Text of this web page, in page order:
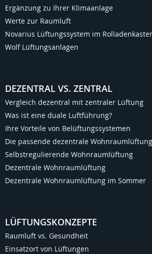
Ergänzung zu Ihrer Klimaanlage
Werte zur Raumluft
Novarius Lüftungssystem im
Wolf Lüftungsanlagen
DEZENTRAL VS. ZENTRAL
Vergleich dezentral mit zentraler Lüftung
Was ist eine duale Luftführung?
Ihre Vorteile von Belüftungssystemen
Die passende dezentrale
Selbstregulierende Wohnraumlüftung
Dezentrale Wohnraumlüftung
Dezentrale Wohnraumlüftung im Sommer
LÜFTUNGSKONZEPTE
Raumluft vs. Gesundheit
Einsatzort von Lüftungen